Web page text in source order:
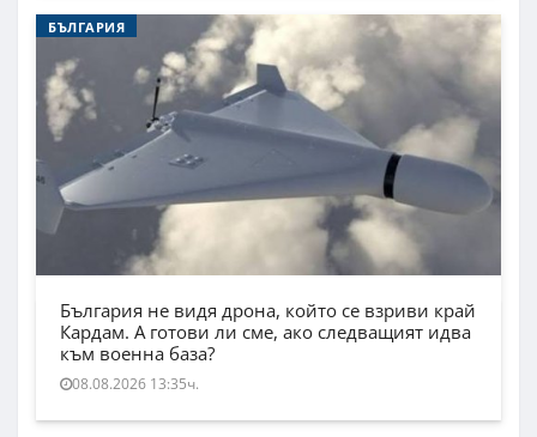
БЪЛГАРИЯ
България не видя дрона, който се взриви край
Кардам. А готови ли сме, ако следващият идва
към военна база?
08.08.2026 13:35ч.